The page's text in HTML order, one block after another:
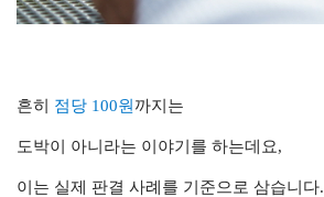
흔히 점당 100원까지는
도박이 아니라는 이야기를 하는데요,
이는 실제 판결 사례를 기준으로 삼습니다.